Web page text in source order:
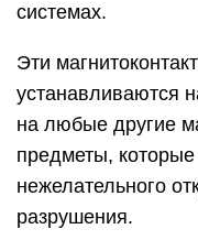
системах.
Эти
устанавливаются
на любые другие
предметы, которые
нежелательного
разрушения.